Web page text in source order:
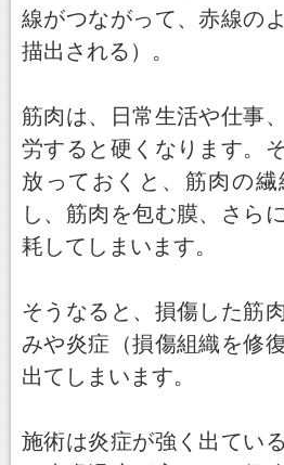
線がつながって、赤線の
描出される）。
筋肉は、日常生活や仕事
労すると硬くなります。
放っておくと、筋肉の
し、筋肉を包む膜、さら
耗してしまいます。
そうなると、損傷した筋
みや炎症（損傷組織を修
出てしまいます。
施術は炎症が強く出てい